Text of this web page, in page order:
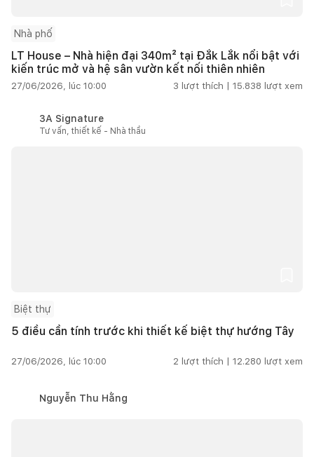
Nhà phố
LT House – Nhà hiện đại 340m² tại Đắk Lắk nổi bật với
kiến trúc mở và hệ sân vườn kết nối thiên nhiên
27/06/2026, lúc 10:00 3 lượt thích | 15.838 lượt xem
3A Signature
Tư vấn, thiết kế - Nhà thầu
Biệt thự
5 điều cần tính trước khi thiết kế biệt thự hướng Tây
27/06/2026, lúc 10:00 2 lượt thích | 12.280 lượt xem
Nguyễn Thu Hằng